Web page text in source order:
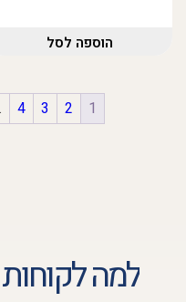
הוספה לסל
1
2
3
4
למה